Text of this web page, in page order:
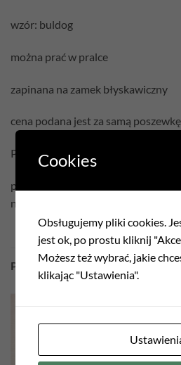
wzór: buldog
można prać w pralce
zapinana na zamek błyskawiczny
cena podana jest za samą
Pielęgnacja:
prać w temperaturze 30°C
nie czyścić chemicznie
PODOBNE PRODUKTY
Add to
Cookies
Obsługujemy pliki cookies.
jest ok, po prostu kliknij
Możesz też wybrać, jakie
klikając "Ustawienia".